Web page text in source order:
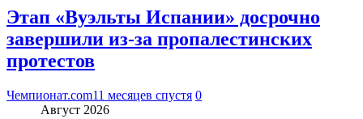
Этап «Вуэльты Испании» досрочно
завершили из-за пропалестинских
протестов
Чемпионат.com11 месяцев спустя 0
Август 2026